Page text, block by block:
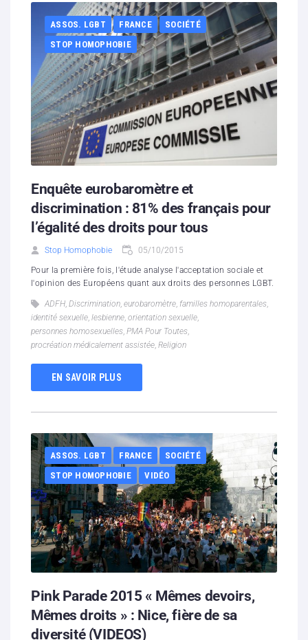
ASSOS. LGBT FRANCE
SOCIÉTÉ
STOP HOMOPHOBIE
Enquête eurobaromètre et
discrimination : 81% des français pour
l’égalité des droits pour tous
Stop Homophobie 05/10/2015
Pour la première fois, l'étude analyse l'acceptation sociale et
l'opinion des Européens quant aux droits des personnes LGBT.
ADFH, Discrimination, eurobaromètre, familles homoparentales,
identité sexuelle, lesbienne, orientation sexuelle,
personnes homosexuelles, PMA Pour Toutes,
procréation médicalement assistée, Religion
EN SAVOIR PLUS
ASSOS. LGBT FRANCE
SOCIÉTÉ
STOP HOMOPHOBIE
VIDÉO
Pink Parade 2015 « Mêmes devoirs,
Mêmes droits » : Nice, fière de sa
diversité (VIDEOS)